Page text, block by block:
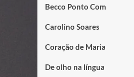
Becco Ponto Com
Carolino Soares
Coração de Maria
De olho na língua